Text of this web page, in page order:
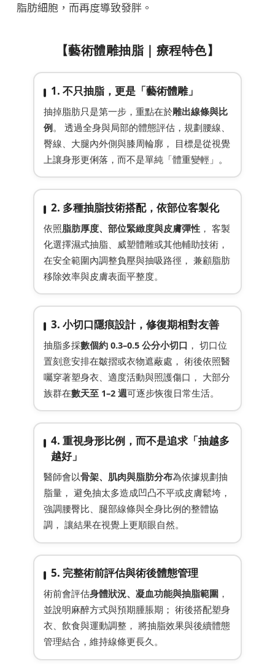
脂肪細胞，而再度導致發胖。
【藝術體雕抽脂｜療程特色】
1. 不只抽脂，更是「藝術體雕」
抽掉脂肪只是第一步，重點在於雕出線條與比
例。 透過全身與局部的體態評估，規劃腰線、
臀線、大腿內外側與膝周輪廓， 目標是從視覺
上讓身形更俐落，而不是單純「體重變輕」。
2. 多種抽脂技術搭配，依部位客製化
依照脂肪厚度、部位緊緻度與皮膚彈性 ， 客製
化選擇濕式抽脂、威塑體雕或其他輔助技術，
在安全範圍內調整負壓與抽吸路徑， 兼顧脂肪
移除效率與皮膚表面平整度。
3. 小切口隱痕設計，修復期相對友善
抽脂多採數個約 0.3–0.5 公分小切口 ， 切口位
置刻意安排在皺摺或衣物遮蔽處， 術後依照醫
囑穿著塑身衣、適度活動與照護傷口， 大部分
族群在數天至 1–2 週可逐步恢復日常生活。
4. 重視身形比例，而不是追求「抽越多
越好」
醫師會以骨架、肌肉與脂肪分布為依據規劃抽
脂量， 避免抽太多造成凹凸不平或皮膚鬆垮，
強調腰臀比、腿部線條與全身比例的整體協
調， 讓結果在視覺上更順眼自然。
5. 完整術前評估與術後體態管理
術前會評估身體狀況、凝血功能與抽脂範圍 ，
並說明麻醉方式與預期腫脹期； 術後搭配塑身
衣、飲食與運動調整， 將抽脂效果與後續體態
管理結合，維持線條更長久。